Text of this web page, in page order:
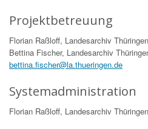
Projektbetreuung
Florian Raßloff, Landesarchiv
Bettina Fischer, Landesarchiv
bettina.fischer@la.thueringen.de
Systemadministration
Florian Raßloff, Landesarchiv